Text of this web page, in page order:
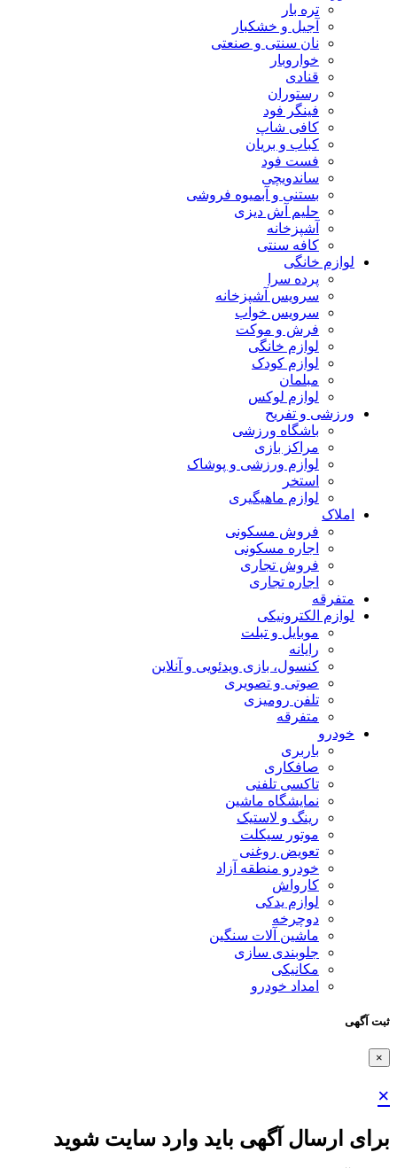
تره بار
آجیل و خشکبار
نان سنتی و صنعتی
خواروبار
قنادی
رستوران
فینگر فود
کافی شاپ
کباب و بریان
فست فود
ساندویچی
بستنی و آبمیوه فروشی
حلیم آش دیزی
آشپزخانه
کافه سنتی
لوازم خانگی
پرده سرا
سرویس آشپزخانه
سرویس خواب
فرش و موکت
لوازم خانگی
لوازم کودک
مبلمان
لوازم لوکس
ورزشی و تفریح
باشگاه ورزشی
مراکز بازی
لوازم ورزشی و پوشاک
استخر
لوازم ماهیگیری
املاک
فروش مسکونی
اجاره مسکونی
فروش تجاری
اجاره تجاری
متفرقه
لوازم الکترونیکی
موبایل و تبلت
رایانه
کنسول، بازی‌ ویدئویی و آنلاین
صوتی و تصویری
تلفن رومیزی
متفرقه
خودرو
باربری
صافکاری
تاکسی تلفنی
نمایشگاه ماشین
رینگ و لاستیک
موتور سیکلت
تعویض روغنی
خودرو منطقه آزاد
کارواش
لوازم یدکی
دوچرخه
ماشین آلات سنگین
جلوبندی سازی
مکانیکی
امداد خودرو
ثبت آگهی
×
×
برای ارسال آگهی باید وارد سایت شوید